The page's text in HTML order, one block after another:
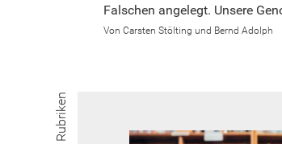
Falschen angelegt. Unsere
Carsten Stölting und Bernd Adolph
Rubriken